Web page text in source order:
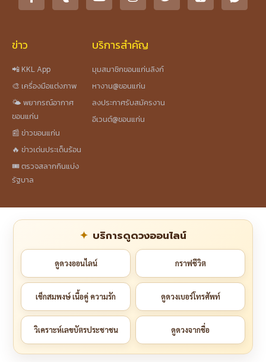
ข่าว
📲 KKL App
🎨 เครื่องมือแต่งภาพ
🌤️ พยากรณ์อากาศ
ขอนแก่น
📰 ข่าวขอนแก่น
🔥 ข่าวเด่นประเด็นร้อน
🎟️ ตรวจสลากกินแบ่ง
รัฐบาล
บริการสำคัญ
มุมสมาชิกขอนแก่นลิงก์
หางาน@ขอนแก่น
ลงประกาศรับสมัครงาน
อีเวนต์@ขอนแก่น
บริการดูดวงออนไลน์
ดูดวงออนไลน์ กราฟชีวิต
เช็กสมพงษ์ เนื้อคู่ ความรัก ดูดวงเบอร์โทรศัพท์
วิเคราะห์เลขบัตรประชาชน ดูดวงจากชื่อ